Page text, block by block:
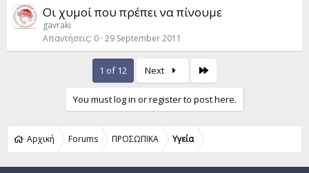
Οι χυμοί που πρέπει να πίνουμε
gavraki
Απαντήσεις 0 29 September 2011
1 of 12 Next Last
You must log in or register to post here.
Αρχική Forums ΠΡΟΣΩΠΙΚΑ Yγεία